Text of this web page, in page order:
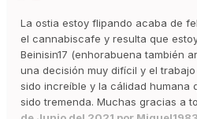
La ostia estoy flipando acaba de
el cannabiscafe y resulta que
Beinisin17 (enhorabuena también
una decisión muy difícil y el
sido increíble y la cálidad humana
sido tremenda. Muchas gracias a